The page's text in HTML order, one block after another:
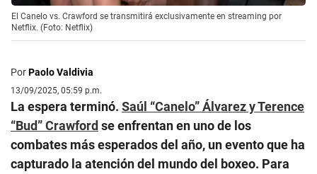
El Canelo vs. Crawford se transmitirá exclusivamente en streaming por
Netflix. (Foto: Netflix)
PorPaolo Valdivia
13/09/2025, 05:59 p.m.
La espera terminó. Saúl “Canelo” Álvarez y Terence
“Bud” Crawfordse enfrentan en uno de los
combates más esperados del año, un evento que ha
capturado la atención del mundo del boxeo. Para